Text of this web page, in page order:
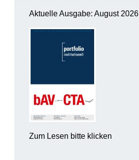
Aktuelle Ausgabe: August 2026
Zum Lesen bitte klicken